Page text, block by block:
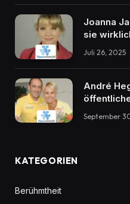
Joanna
sie
Juli 26, 2025
André
September
KATEGORIEN
Berühmtheit